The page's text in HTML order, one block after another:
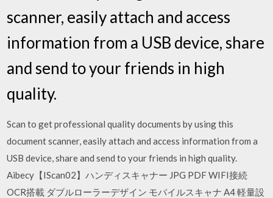
scanner, easily attach and access
information from a USB device, share
and send to your friends in high
quality.
Scan to get professional quality documents by using this
document scanner, easily attach and access information from a
USB device, share and send to your friends in high quality.
Aibecy【IScan02】ハンディスキャナー JPG PDF WIFI接続
OCR搭載 ダブルローラーデザイン モバイルスキャナ A4 軽量設